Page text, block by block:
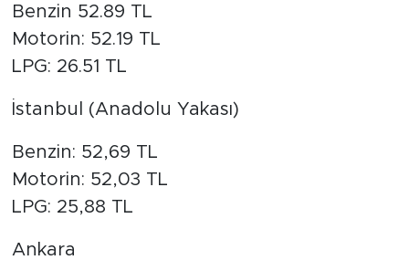
Benzin 52.89 TL
Motorin: 52.19 TL
LPG: 26.51 TL
İstanbul (Anadolu Yakası)
Benzin: 52,69 TL
Motorin: 52,03 TL
LPG: 25,88 TL
Ankara